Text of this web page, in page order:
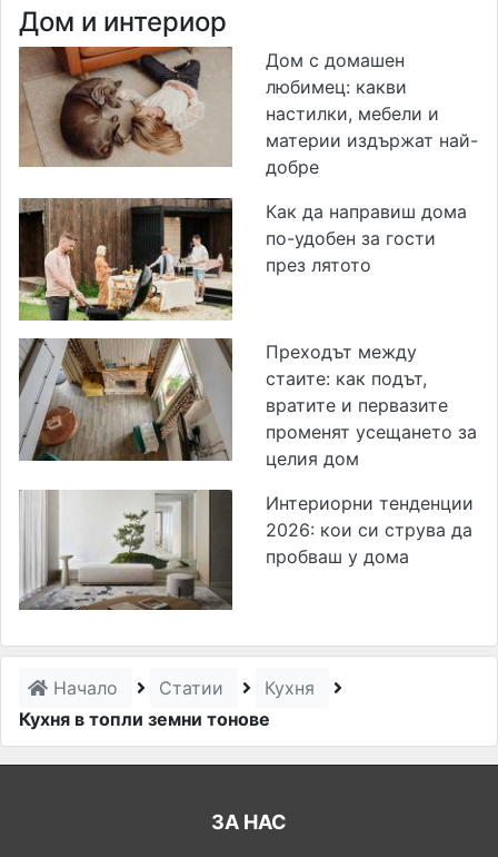
Дом и интериор
Дом с домашен
любимец: какви
настилки, мебели и
материи издържат най-
добре
Как да направиш дома
по-удобен за гости
през лятото
Преходът между
стаите: как подът,
вратите и первазите
променят усещането за
целия дом
Интериорни тенденции
2026: кои си струва да
пробваш у дома
Начало Статии
Кухня
Кухня в топли земни тонове
ЗА НАС